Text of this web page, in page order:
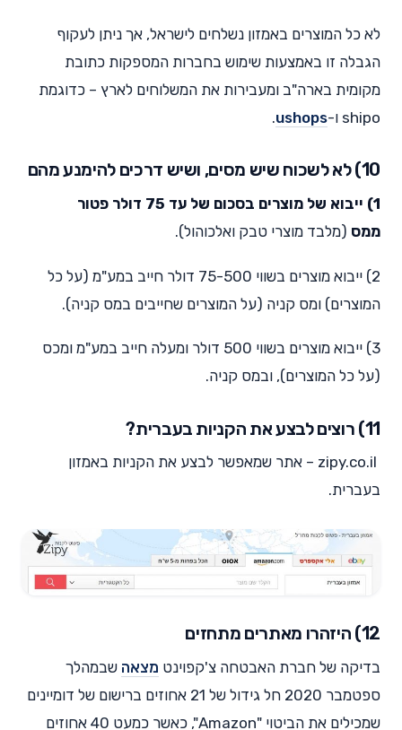
לא כל המוצרים באמזון נשלחים לישראל, אך ניתן לעקוף
הגבלה זו באמצעות שימוש בחברות המספקות כתובת
מקומית בארה"ב ומעבירות את המשלוחים לארץ – כדוגמת
shipo ו-
ushops
.
10) לא לשכוח שיש מסים, ושיש דרכים להימנע מהם
1) ייבוא של מוצרים בסכום של עד 75 דולר פטור
ממס (מלבד מוצרי טבק ואלכוהול).
2) ייבוא מוצרים בשווי 75-500 דולר חייב במע"מ (על כל
המוצרים) ומס קניה (על המוצרים שחייבים במס קניה).
3) ייבוא מוצרים בשווי 500 דולר ומעלה חייב במע"מ ומכס
(על כל המוצרים), ובמס קניה.
11) רוצים לבצע את הקניות בעברית?
zipy.co.il – אתר שמאפשר לבצע את הקניות באמזון
בעברית.
12) היזהרו מאתרים מתחזים
בדיקה של חברת האבטחה צ'קפוינט מצאה שבמהלך
ספטמבר 2020 חל גידול של 21 אחוזים ברישום של דומיינים
שמכילים את הביטוי "Amazon", כאשר כמעט 40 אחוזים